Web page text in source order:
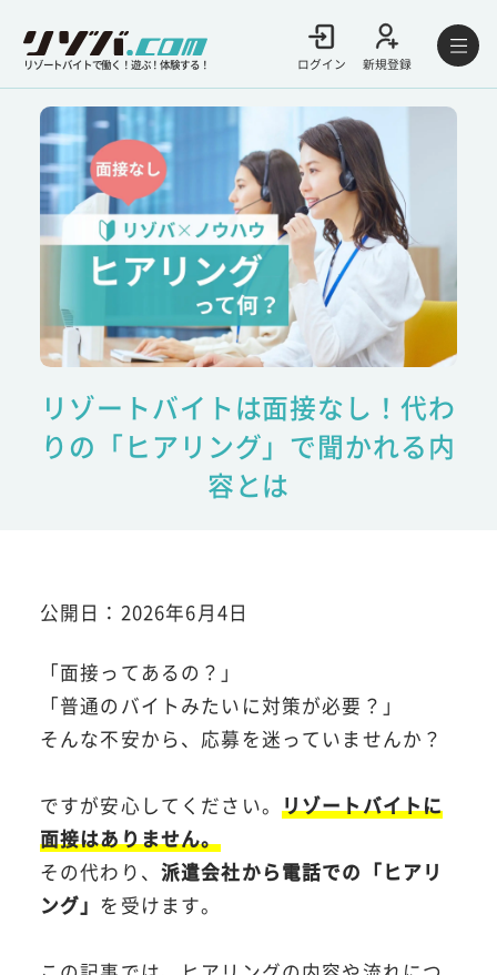
リゾートバイトで働く！遊ぶ！体験する！ ログイン 新規登録
リゾートバイトは面接なし！代わ
りの「ヒアリング」で聞かれる内
容とは
公開日：2026年6月4日
「面接ってあるの？」
「普通のバイトみたいに対策が必要？」
そんな不安から、応募を迷っていませんか？
ですが安心してください。 リゾートバイトに
面接はありません。
その代わり、 派遣会社から電話での「ヒアリ
ング」 を受けます。